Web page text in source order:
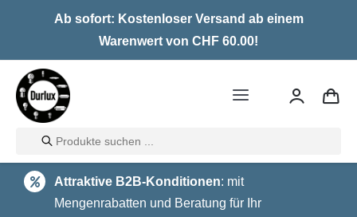
Ab sofort: Kostenloser Versand ab einem
Warenwert von CHF 60.00!
Toggle
Home
LED
Products
search
Attraktive B2B-Konditionen: mit
Mengenrabatten und Beratung für Ihr